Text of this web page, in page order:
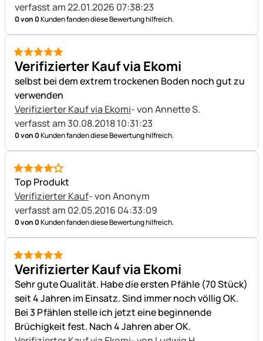
verfasst am 22.01.2026 07:38:23
0 von 0Kunden fanden diese Bewertung hilfreich.
5 von 5
Verifizierter Kauf via Ekomi
selbst bei dem extrem trockenen Boden noch gut zu
verwenden
Verifizierter Kauf via Ekomi- von Annette S.
verfasst am 30.08.2018 10:31:23
0 von 0Kunden fanden diese Bewertung hilfreich.
4 von 5
Top Produkt
Verifizierter Kauf- von Anonym
verfasst am 02.05.2016 04:33:09
0 von 0Kunden fanden diese Bewertung hilfreich.
5 von 5
Verifizierter Kauf via Ekomi
Sehr gute Qualität. Habe die ersten Pfähle (70 Stück)
seit 4 Jahren im Einsatz. Sind immer noch völlig OK.
Bei 3 Pfählen stelle ich jetzt eine beginnende
Brüchigkeit fest. Nach 4 Jahren aber OK.